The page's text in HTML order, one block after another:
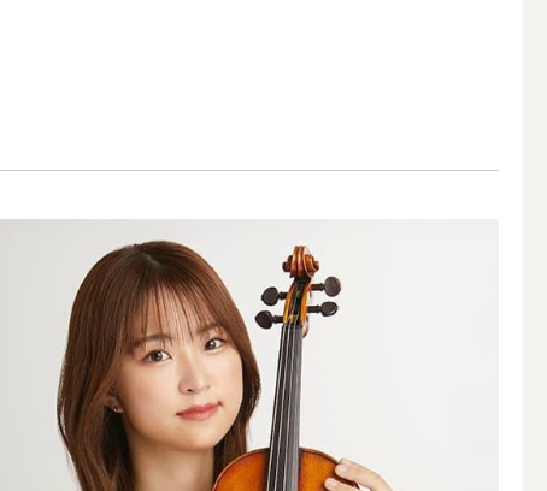
アウトドアキャンドル